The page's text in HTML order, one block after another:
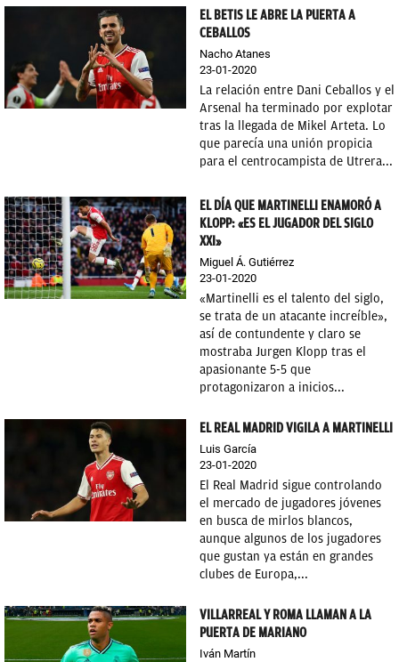
PAPARAZZI
OKDIARIO
EL BETIS LE ABRE LA PUERTA A
CEBALLOS
Nacho Atanes
23-01-2020
La relación entre Dani Ceballos y el
Arsenal ha terminado por explotar
tras la llegada de Mikel Arteta. Lo
que parecía una unión propicia
para el centrocampista de Utrera...
EL DÍA QUE MARTINELLI ENAMORÓ A
KLOPP: «ES EL JUGADOR DEL SIGLO
XXI»
Miguel Á. Gutiérrez
23-01-2020
«Martinelli es el talento del siglo,
se trata de un atacante increíble»,
así de contundente y claro se
mostraba Jurgen Klopp tras el
apasionante 5-5 que
protagonizaron a inicios...
EL REAL MADRID VIGILA A MARTINELLI
Luis García
23-01-2020
El Real Madrid sigue controlando
el mercado de jugadores jóvenes
en busca de mirlos blancos,
aunque algunos de los jugadores
que gustan ya están en grandes
clubes de Europa,...
VILLARREAL Y ROMA LLAMAN A LA
PUERTA DE MARIANO
Iván Martín